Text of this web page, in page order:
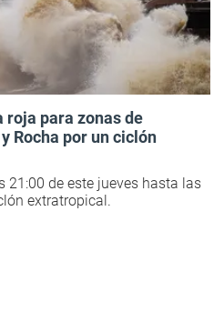
roja para zonas de
Rocha por un ciclón
21:00 de este jueves hasta las
extratropical.